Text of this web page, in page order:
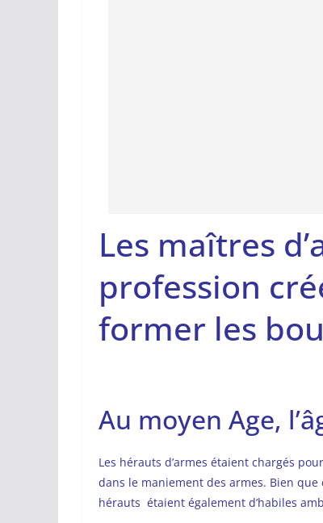
Les maîtres
profession
former les
Au moyen Age,
Les hérauts d’armes étaient chargés
dans le maniement des armes. Bien
hérauts étaient également d’habiles